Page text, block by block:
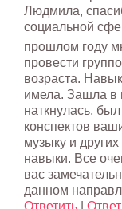
Людмила,
социальной
прошлом году
провести
возраста.
имела. Зашла в
наткнулась,
конспектов
музыку и
навыки. Все
вас
данном